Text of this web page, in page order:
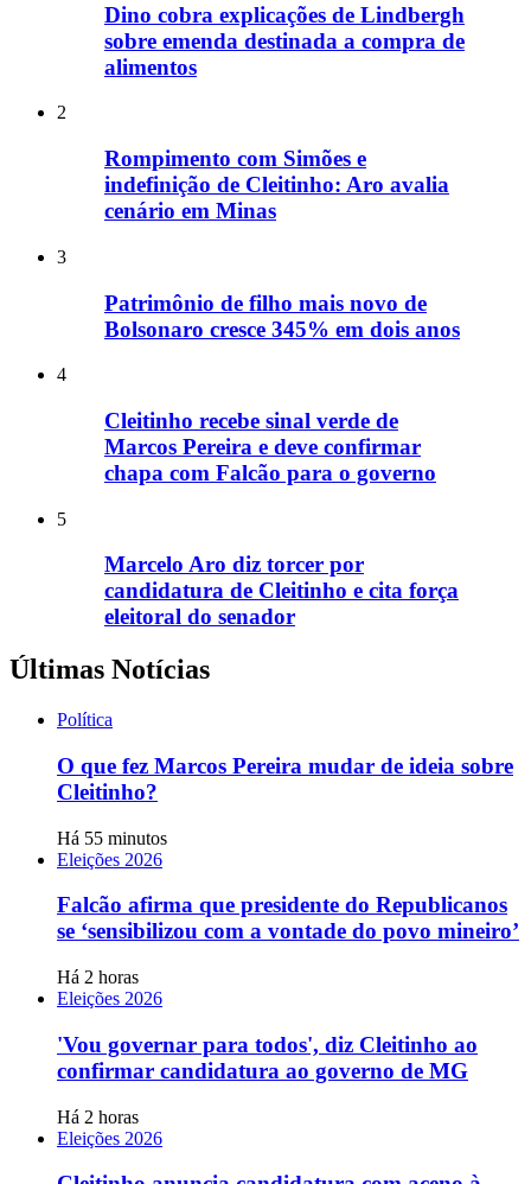
Dino cobra explicações de Lindbergh
sobre emenda destinada a compra de
alimentos
2
Rompimento com Simões e
indefinição de Cleitinho: Aro avalia
cenário em Minas
3
Patrimônio de filho mais novo de
Bolsonaro cresce 345% em dois anos
4
Cleitinho recebe sinal verde de
Marcos Pereira e deve confirmar
chapa com Falcão para o governo
5
Marcelo Aro diz torcer por
candidatura de Cleitinho e cita força
eleitoral do senador
Últimas Notícias
Política
O que fez Marcos Pereira mudar de ideia sobre
Cleitinho?
Há 55 minutos
Eleições 2026
Falcão afirma que presidente do Republicanos
se ‘sensibilizou com a vontade do povo mineiro’
Há 2 horas
Eleições 2026
'Vou governar para todos', diz Cleitinho ao
confirmar candidatura ao governo de MG
Há 2 horas
Eleições 2026